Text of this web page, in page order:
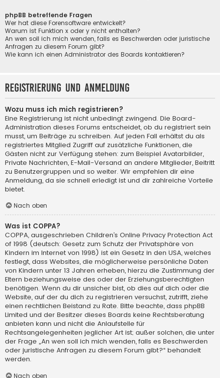
phpBB betreffende Fragen
Wer hat diese Forensoftware entwickelt?
Warum ist Funktion x oder y nicht enthalten?
An wen soll ich mich wenden, falls es Beschwerden oder juristische
Anfragen zu diesem Forum gibt?
Wie kann ich einen Administrator des Boards kontaktieren?
Registrierung und Anmeldung
Wozu muss ich mich registrieren?
Eine Registrierung ist nicht unbedingt zwingend. Die Board-
Administration dieses Forums entscheidet, ob du registriert sein
musst, um Beiträge zu schreiben. Auf jeden Fall erhältst du als
registriertes Mitglied Zugriff auf zusätzliche Funktionen, die
Gästen nicht zur Verfügung stehen: zum Beispiel Avatarbilder,
Private Nachrichten, E-Mail-Versand an andere Mitglieder, Beitritt
zu Benutzergruppen und so weiter. Wir empfehlen dir eine
Anmeldung, da sie schnell erledigt ist und dir zahlreiche Vorteile
bietet.
Nach oben
Was ist COPPA?
COPPA, ausgeschrieben Children’s Online Privacy Protection Act
of 1998 (deutsch: Gesetz zum Schutz der Privatsphäre von
Kindern im Internet von 1998) ist ein Gesetz in den USA, welches
festlegt, dass Websites, die möglicherweise persönliche Daten
von Kindern unter 13 Jahren erheben, hierzu die Zustimmung der
Eltern beziehungsweise des oder der Erziehungsberechtigten
benötigen. Wenn du dir unsicher bist, ob dies auf dich oder die
Website, auf der du dich zu registrieren versuchst, zutrifft, ziehe
einen rechtlichen Beistand zu Rate. Bitte beachte, dass phpBB
Limited und der Besitzer dieses Boards keine Rechtsberatung
anbieten kann und nicht die Anlaufstelle für
Rechtsangelegenheiten jeglicher Art ist; außer solchen, die unter
der Frage „An wen soll ich mich wenden, falls es Beschwerden
oder juristische Anfragen zu diesem Forum gibt?“ behandelt
werden.
Nach oben